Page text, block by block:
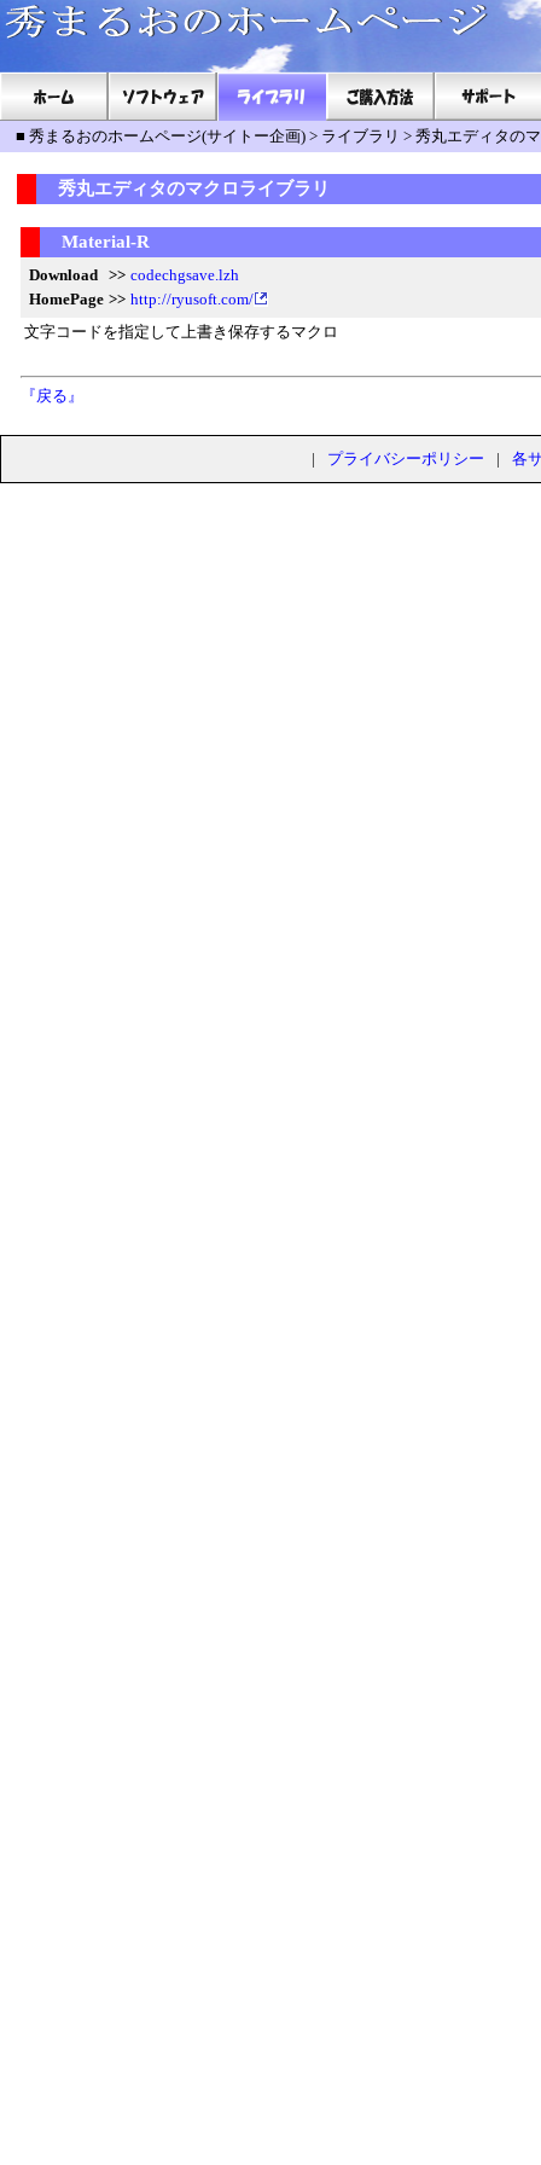
■ 秀まるおのホームページ(サイトー企画) > ライブラリ > 秀丸エディタの
秀丸エディタのマクロライブラリ
Material-R
Download >> codechgsave.lzh
HomePage >> http://ryusoft.com/
文字コードを指定して上書き保存するマクロ
『戻る』
| プライバシーポリシー | 各